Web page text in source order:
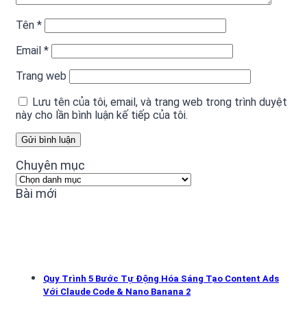
Tên *
Email *
Trang web
Lưu tên của tôi, email, và trang web trong trình duyệt
này cho lần bình luận kế tiếp của tôi.
Chuyên mục
Chuyên
mục
Bài mới
Quy Trình 5 Bước Tự Động Hóa Sáng Tạo Content Ads
Với Claude Code & Nano Banana 2